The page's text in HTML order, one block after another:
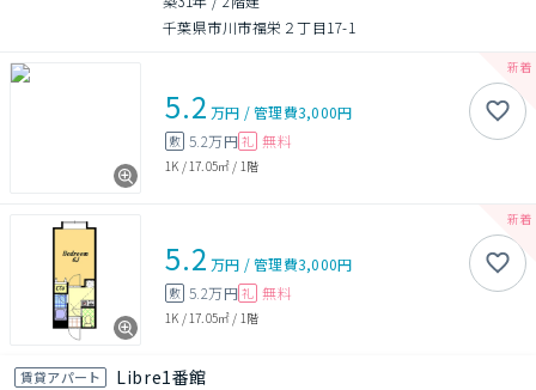
千葉県市川市福栄２丁目17-1
5.2 万円 /管理費3,000円
敷 5.2万円 礼 無料
1K / 17.05㎡ / 1階
5.2 万円 /管理費3,000円
敷 5.2万円 礼 無料
1K / 17.05㎡ / 1階
賃貸アパート Libre1番館